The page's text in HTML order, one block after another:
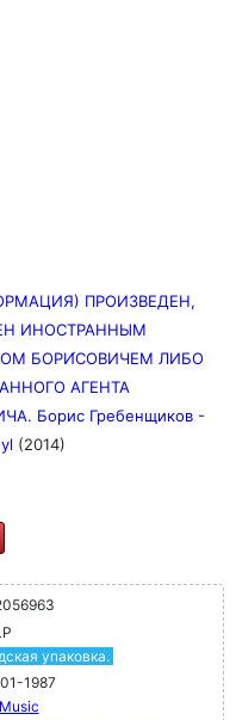
ПРОИЗВЕДЕН,
ИНОСТРАННЫМ
БОРИ́СОВИЧЕМ ЛИБО
АГЕНТА
Борис Гребенщиков -
(2014)
упаковка.
1987